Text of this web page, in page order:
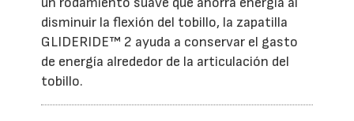
disminuir la flexión del tobillo, la zapatilla
GLIDERIDE™ 2 ayuda a conservar el gasto
de energía alrededor de la articulación del
tobillo.